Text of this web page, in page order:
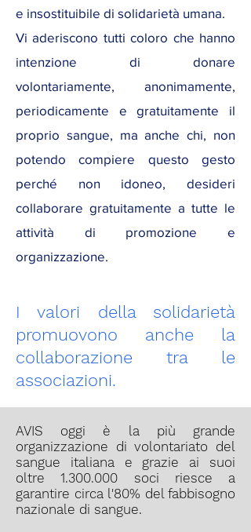
e insostituibile di solidarietà umana.
Vi aderiscono tutti coloro che hanno
intenzione di donare
volontariamente, anonimamente,
periodicamente e gratuitamente il
proprio sangue, ma anche chi, non
potendo compiere questo gesto
perché non idoneo, desideri
collaborare gratuitamente a tutte le
attività di promozione e
organizzazione.
I valori della solidarietà
promuovono anche la
collaborazione tra le
associazioni.
AVIS oggi è la più grande
organizzazione di volontariato del
sangue italiana e grazie ai suoi
oltre1.300.000 soci riesce a
garantire circa l'80% del fabbisogno
nazionale di sangue.